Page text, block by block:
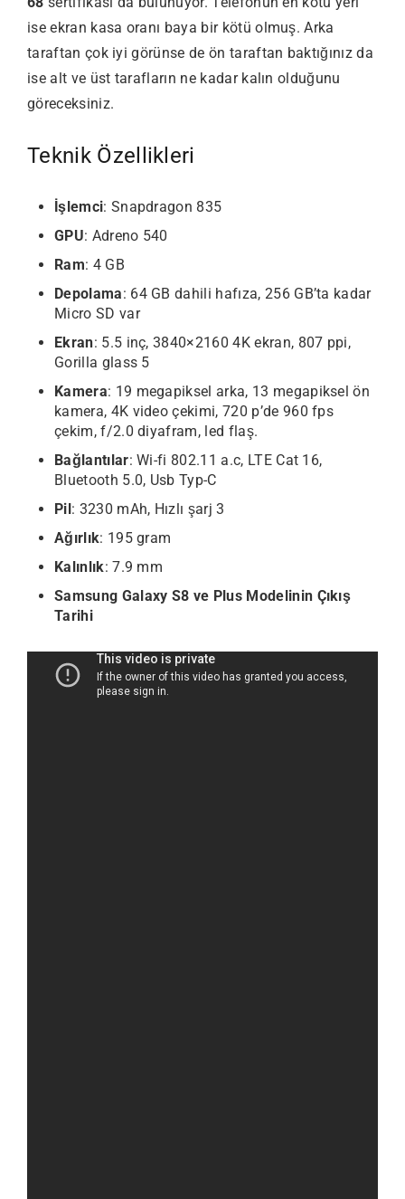
ise ekran kasa oranı baya bir kötü olmuş. Arka
taraftan çok iyi görünse de ön taraftan baktığınız da
ise alt ve üst tarafların ne kadar kalın olduğunu
göreceksiniz.
Teknik Özellikleri
İşlemci: Snapdragon 835
GPU: Adreno 540
Ram: 4 GB
Depolama: 64 GB dahili hafıza, 256 GB’ta kadar
Micro SD var
Ekran: 5.5 inç, 3840×2160 4K ekran, 807 ppi,
Gorilla glass 5
Kamera: 19 megapiksel arka, 13 megapiksel ön
kamera, 4K video çekimi, 720 p’de 960 fps
çekim, f/2.0 diyafram, led flaş.
Bağlantılar: Wi-fi 802.11 a.c, LTE Cat 16,
Bluetooth 5.0, Usb Typ-C
Pil : 3230 mAh, Hızlı şarj 3
Ağırlık: 195 gram
Kalınlık: 7.9 mm
Samsung Galaxy S8 ve Plus Modelinin Çıkış
Tarihi